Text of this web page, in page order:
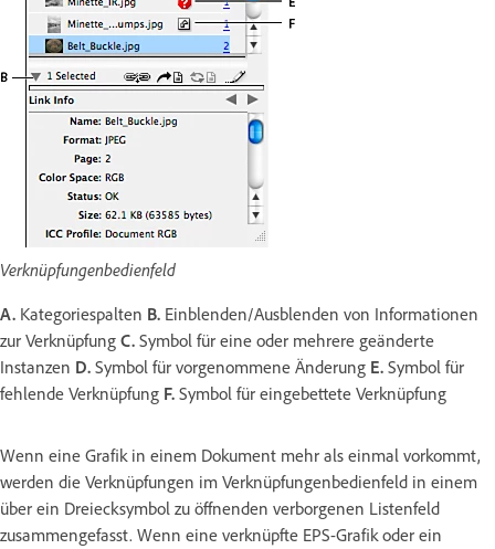
Verknüpfungenbedienfeld
A. Kategoriespalten B. Einblenden/Ausblenden von Informationen
zur Verknüpfung C. Symbol für eine oder mehrere geänderte
Instanzen D. Symbol für vorgenommene Änderung E. Symbol für
fehlende Verknüpfung F. Symbol für eingebettete Verknüpfung
Wenn eine Grafik in einem Dokument mehr als einmal vorkommt,
werden die Verknüpfungen im Verknüpfungenbedienfeld in einem
über ein Dreiecksymbol zu öffnenden verborgenen Listenfeld
zusammengefasst. Wenn eine verknüpfte EPS-Grafik oder ein